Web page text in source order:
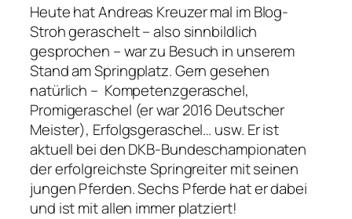
Heute hat Andreas Kreuzer mal im Blog-
Stroh geraschelt – also sinnbildlich
gesprochen – war zu Besuch in unserem
Stand am Springplatz. Gern gesehen
natürlich – Kompetenzgeraschel,
Promigeraschel (er war 2016 Deutscher
Meister), Erfolgsgeraschel… usw. Er ist
aktuell bei den DKB-Bundeschampionaten
der erfolgreichste Springreiter mit seinen
jungen Pferden. Sechs Pferde hat er dabei
und ist mit allen immer platziert!